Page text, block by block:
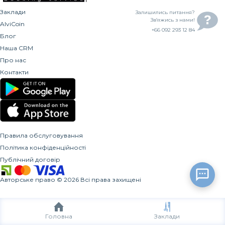
Головна Заклади
Заклади
AlviCoin
Блог
Наша CRM
Про нас
Контакти
Залишились питання?
Зв’яжись з нами!
+66 092 293 12 84
Правила обслуговування
Політика конфіденційності
Публічний договір
Авторське право © 2026 Всі права захищені